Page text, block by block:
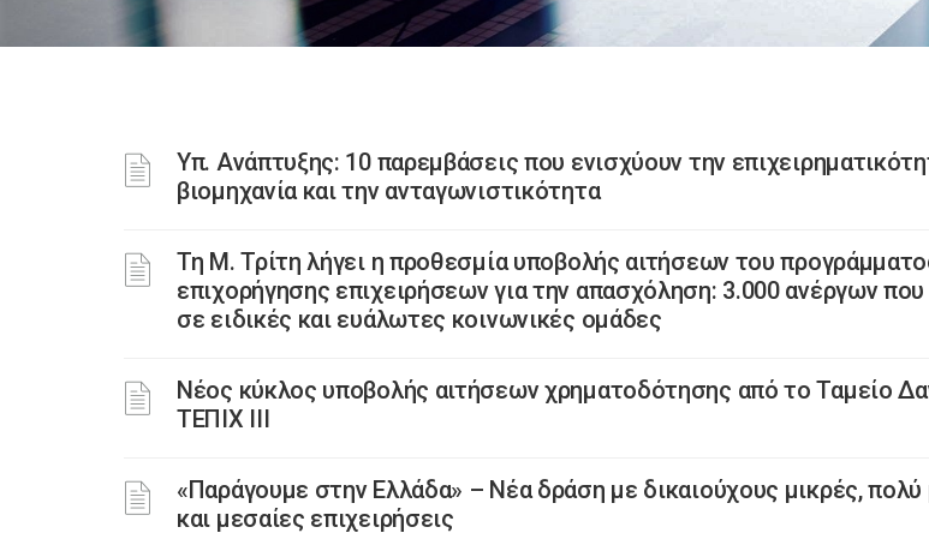
Υπ. Ανάπτυξης: 10 παρεμβάσεις που ενισχύουν την
βιομηχανία και την ανταγωνιστικότητα
Τη Μ. Τρίτη λήγει η προθεσμία υποβολής αιτήσεων του
επιχορήγησης επιχειρήσεων για την απασχόληση: 3.000 ανέργων
σε ειδικές και ευάλωτες κοινωνικές ομάδες
Νέος κύκλος υποβολής αιτήσεων χρηματοδότησης από το Ταμείο
ΤΕΠΙΧ ΙΙΙ
«Παράγουμε στην Ελλάδα» – Νέα δράση με δικαιούχους μικρές, πολύ
και μεσαίες επιχειρήσεις